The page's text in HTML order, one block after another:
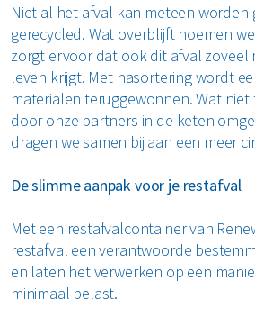
Niet al het afval kan meteen worden
gerecycled. Wat overblijft noemen
zorgt ervoor dat ook dit afval zoveel
leven krijgt. Met nasortering wordt
materialen teruggewonnen. Wat
door onze partners in de keten
dragen we samen bij aan een meer
De slimme aanpak voor je restafval
Met een restafvalcontainer van
restafval een verantwoorde
en laten het verwerken op een
minimaal belast.